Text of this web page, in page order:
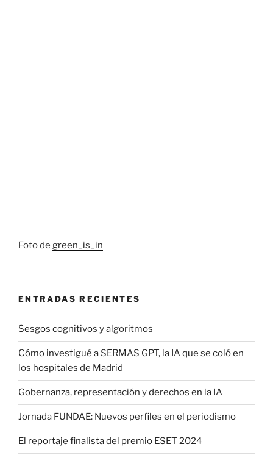
Foto de green_is_in
ENTRADAS RECIENTES
Sesgos cognitivos y algoritmos
Cómo investigué a SERMAS GPT, la IA que se coló en
los hospitales de Madrid
Gobernanza, representación y derechos en la IA
Jornada FUNDAE: Nuevos perfiles en el periodismo
El reportaje finalista del premio ESET 2024